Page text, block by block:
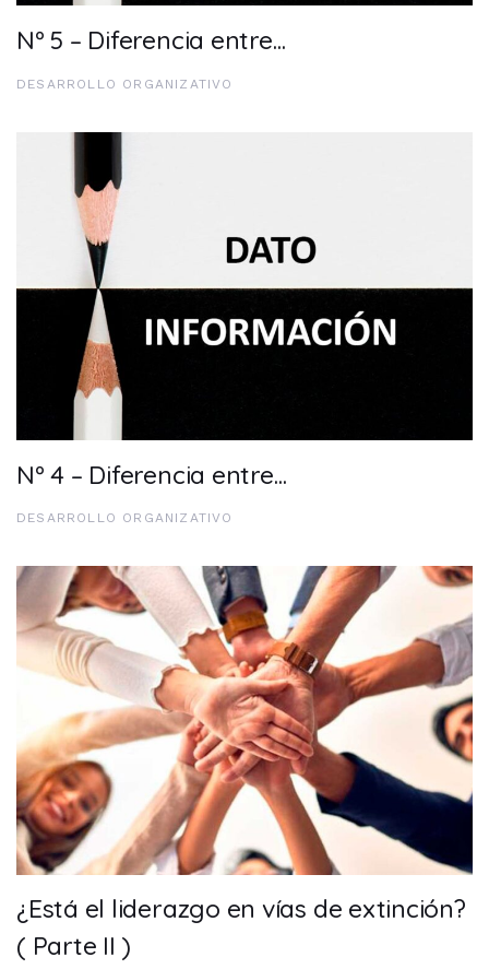
Nº 5 – Diferencia entre…
DESARROLLO ORGANIZATIVO
Nº 4 – Diferencia entre…
DESARROLLO ORGANIZATIVO
¿Está el liderazgo en vías de extinción?
( Parte II )